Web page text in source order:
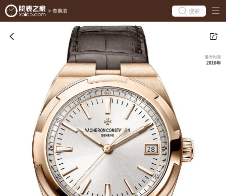
> 查腕表 搜索
发布时间
2016年